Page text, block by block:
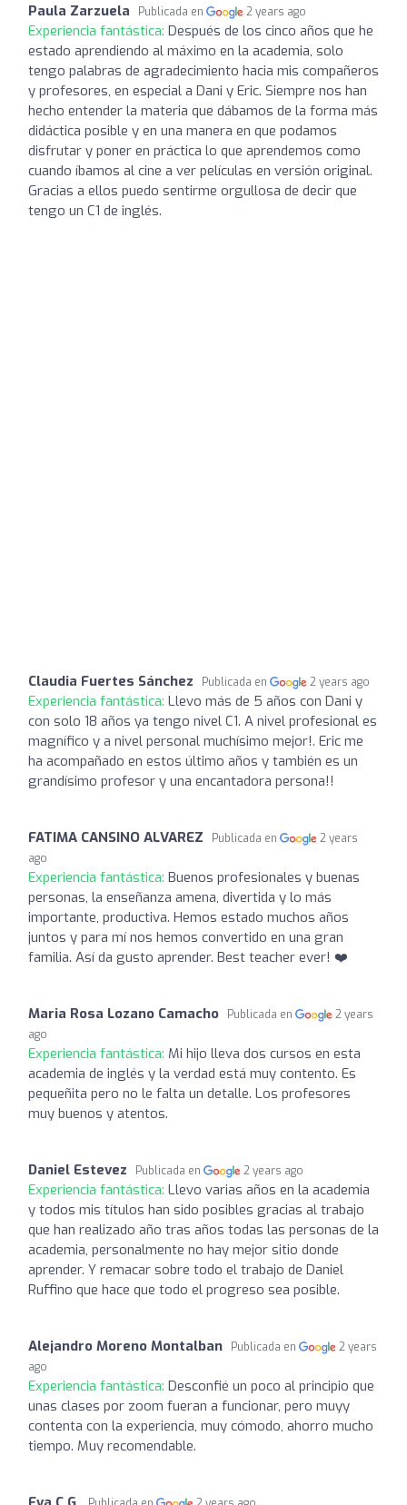
Paula Zarzuela Publicada en 2 years ago
Experiencia fantástica: Después de los cinco años que he
estado aprendiendo al máximo en la academia, solo
tengo palabras de agradecimiento hacia mis compañeros
y profesores, en especial a Dani y Eric. Siempre nos han
hecho entender la materia que dábamos de la forma más
didáctica posible y en una manera en que podamos
disfrutar y poner en práctica lo que aprendemos como
cuando íbamos al cine a ver películas en versión original.
Gracias a ellos puedo sentirme orgullosa de decir que
tengo un C1 de inglés.
Claudia Fuertes Sánchez Publicada en 2 years ago
Experiencia fantástica: Llevo más de 5 años con Dani y
con solo 18 años ya tengo nivel C1. A nivel profesional es
magnífico y a nivel personal muchísimo mejor!. Eric me
ha acompañado en estos último años y también es un
grandísimo profesor y una encantadora persona!!
FATIMA CANSINO ALVAREZ Publicada en
2 years
ago
Experiencia fantástica: Buenos profesionales y buenas
personas, la enseñanza amena, divertida y lo más
importante, productiva. Hemos estado muchos años
juntos y para mí nos hemos convertido en una gran
familia. Así da gusto aprender. Best teacher ever! ❤️
Maria Rosa Lozano Camacho Publicada en
2 years
ago
Experiencia fantástica: Mi hijo lleva dos cursos en esta
academia de inglés y la verdad está muy contento. Es
pequeñita pero no le falta un detalle. Los profesores
muy buenos y atentos.
Daniel Estevez Publicada en 2 years ago
Experiencia fantástica: Llevo varias años en la academia
y todos mis títulos han sido posibles gracias al trabajo
que han realizado año tras años todas las personas de la
academia, personalmente no hay mejor sitio donde
aprender. Y remacar sobre todo el trabajo de Daniel
Ruffino que hace que todo el progreso sea posible.
Alejandro Moreno Montalban Publicada en
2 years
ago
Experiencia fantástica: Desconfié un poco al principio que
unas clases por zoom fueran a funcionar, pero muyy
contenta con la experiencia, muy cómodo, ahorro mucho
tiempo. Muy recomendable.